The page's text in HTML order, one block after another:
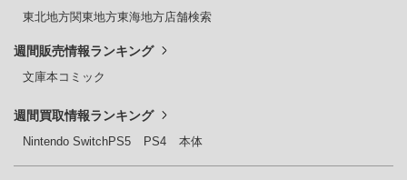
東北地方関東地方東海地方店舗検索
週間販売情報ランキング
文庫本コミック
週間買取情報ランキング
Nintendo SwitchPS5 PS4 本体